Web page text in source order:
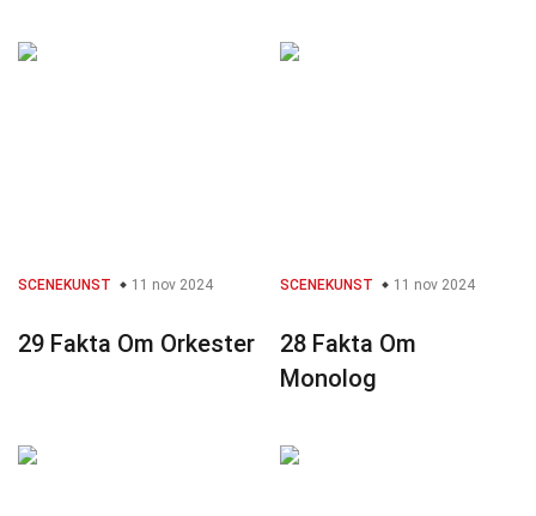
SCENEKUNST 11 nov 2024
29 Fakta Om Orkester
SCENEKUNST 11 nov 2024
28 Fakta Om
Monolog